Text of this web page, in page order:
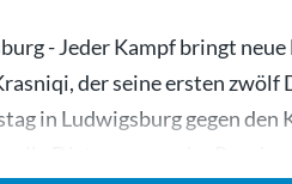
- Jeder Kampf bringt
der seine ersten
in Ludwigsburg gegen